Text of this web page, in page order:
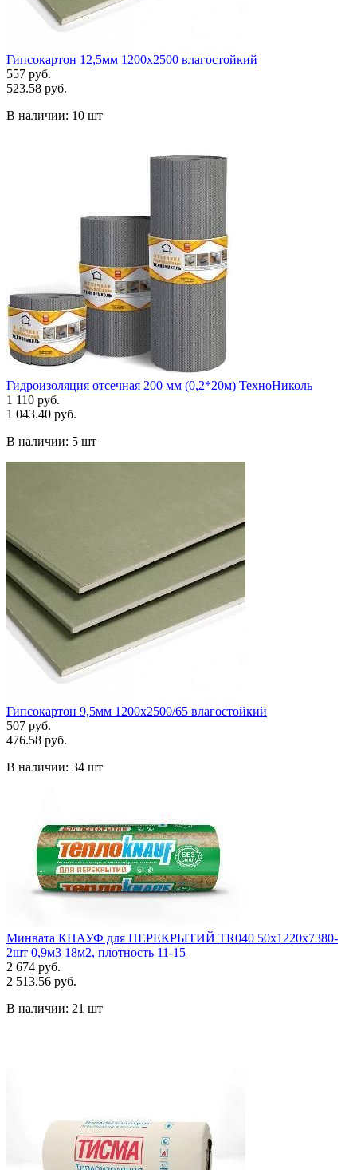
Гипсокартон 12,5мм 1200х2500 влагостойкий
557 руб.
523.58 руб.
В наличии: 10 шт
Гидроизоляция отсечная 200 мм (0,2*20м) ТехноНиколь
1 110 руб.
1 043.40 руб.
В наличии: 5 шт
Гипсокартон 9,5мм 1200х2500/65 влагостойкий
507 руб.
476.58 руб.
В наличии: 34 шт
Минвата КНАУФ для ПЕРЕКРЫТИЙ TR040 50х1220х7380-
2шт 0,9м3 18м2, плотность 11-15
2 674 руб.
2 513.56 руб.
В наличии: 21 шт